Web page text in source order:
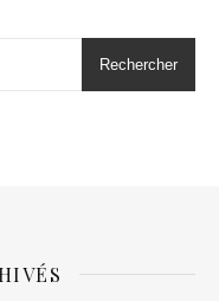
Rechercher